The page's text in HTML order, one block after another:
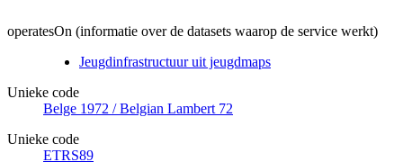
operatesOn (informatie over de datasets waarop de service werkt)
Jeugdinfrastructuur uit jeugdmaps
Unieke code
Belge 1972 / Belgian Lambert 72
Unieke code
ETRS89